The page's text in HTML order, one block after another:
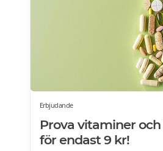
rabatt och gratis shaker på
beställning. Gratis frakt
om pensionärsrabatter och
Erbjudande
Prova vitaminer
för endast 9 kr!